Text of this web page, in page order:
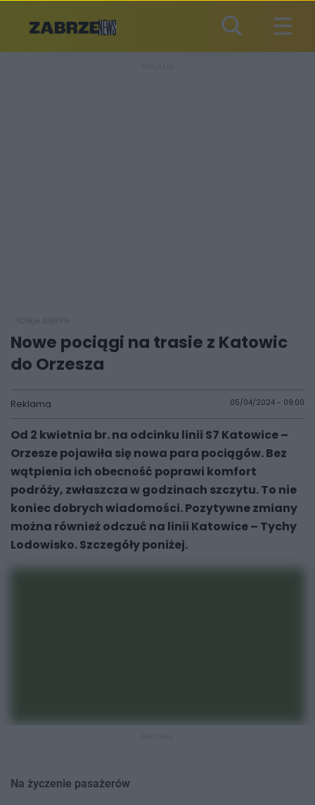
Nowe pociągi na trasie z Katowic
do Orzesza
Reklama 05/04/2024 - 09:00
Od 2 kwietnia br. na odcinku linii S7 Katowice –
Orzesze pojawiła się nowa para pociągów. Bez
wątpienia ich obecność poprawi komfort
podróży, zwłaszcza w godzinach szczytu. To nie
koniec dobrych wiadomości. Pozytywne zmiany
można również odczuć na linii Katowice – Tychy
Lodowisko. Szczegóły poniżej.
Na życzenie pasażerów